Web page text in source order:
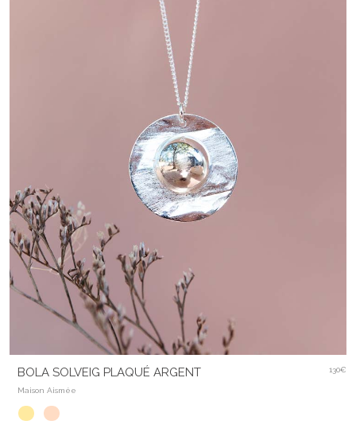
BOLA SOLVEIG PLAQUÉ ARGENT
Maison Aismée
130€